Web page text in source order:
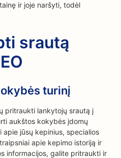
ir joje naršyti, todėl
srautą
turinį
pritraukti lankytojų srautą į
aukštos kokybės įdomų
jūsų kepinius, specialios
apie kepimo istoriją ir
informacijos, galite pritraukti ir